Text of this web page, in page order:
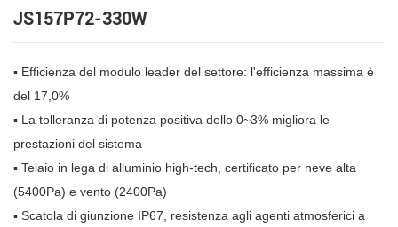
JS157P72-330W
▪ Efficienza del modulo leader del settore: l'efficienza massima è
del 17,0%
▪ La tolleranza di potenza positiva dello 0~3% migliora le
prestazioni del sistema
▪ Telaio in lega di alluminio high-tech, certificato per neve alta
(5400Pa) e vento (2400Pa)
▪ Scatola di giunzione IP67, resistenza agli agenti atmosferici a